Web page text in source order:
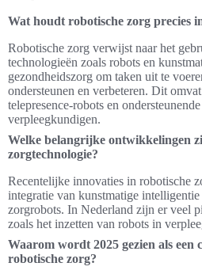
Wat houdt robotische zorg precies
Robotische zorg verwijst naar het
technologieën zoals robots en
gezondheidszorg om taken uit te
ondersteunen en verbeteren. Dit
telepresence-robots en
verpleegkundigen.
Welke belangrijke ontwikkelingen
zorgtechnologie?
Recentelijke innovaties in robotische
integratie van kunstmatige
zorgrobots. In Nederland zijn er veel
zoals het inzetten van robots in
Waarom wordt 2025 gezien als
robotische zorg?